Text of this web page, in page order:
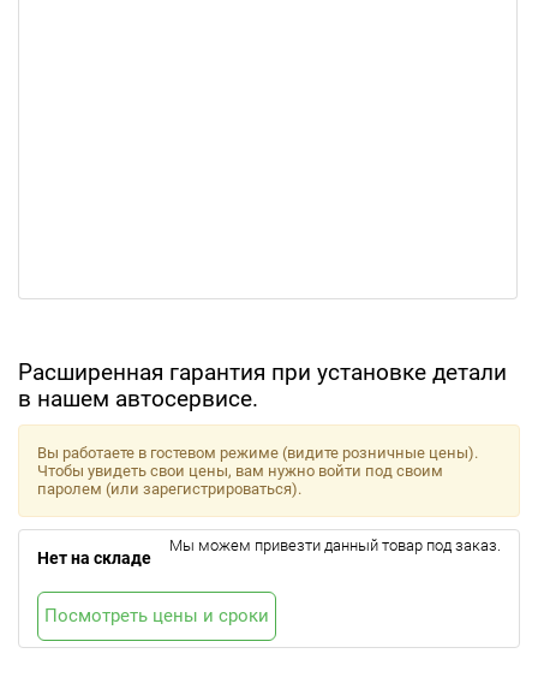
Расширенная гарантия при установке детали
в нашем автосервисе.
Вы работаете в гостевом режиме (видите розничные цены).
Чтобы увидеть свои цены, вам нужно войти под своим
паролем (или зарегистрироваться).
Нет на складе
Мы можем привезти данный товар под заказ.
Посмотреть цены и сроки